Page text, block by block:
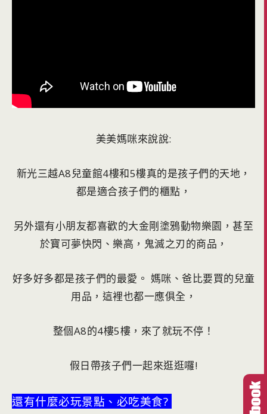
美美媽咪來說說:
新光三越A8兒童館4樓和5樓真的是孩子們的天地，
都是適合孩子們的櫃點，
另外還有小朋友都喜歡的大金剛塗鴉動物樂園，甚至
於寶可夢快閃、樂高，鬼滅之刃的商品，
好多好多都是孩子們的最愛。 媽咪、爸比要買的兒童
用品，這裡也都一應俱全，
整個A8的4樓5樓，來了就玩不停！
假日帶孩子們一起來逛逛囉!
還有什麼必玩景點、必吃美食?